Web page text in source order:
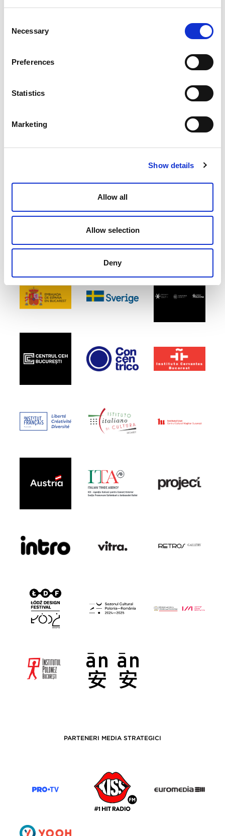
Selection
Necessary
Preferences
Statistics
Marketing
Show details
Allow all
Allow selection
Deny
PARTENERI MEDIA STRATEGICI